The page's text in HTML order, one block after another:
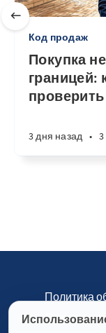
Код продаж
Покупка
границей:
3 дня назад •
Политика